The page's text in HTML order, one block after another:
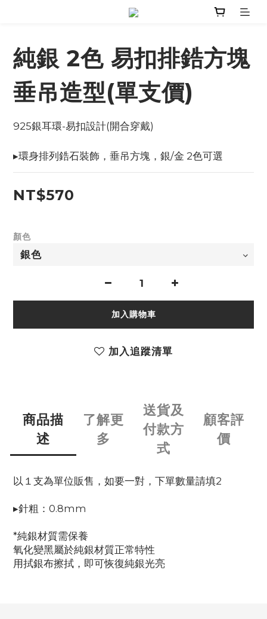
純銀 2色 易扣排鋯方塊
垂吊造型(單支價)
925銀耳環-易扣設計(開合穿戴)
▸環身排列鋯石裝飾，垂吊方塊，銀/金 2色可選
NT$570
顏色
加入購物車
加入追蹤清單
商品描
述
了解更
多
送貨及
付款方
式
顧客評
價
以１支為單位販售，如要一對，下單數量請填2
▸針粗：0.8mm
*純銀材質需保養
氧化變黑屬於純銀材質正常特性
用拭銀布擦拭，即可恢復純銀光亮